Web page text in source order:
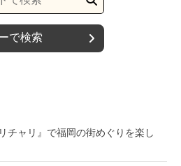
で検索
チャリ』で福岡の街めぐりを楽し